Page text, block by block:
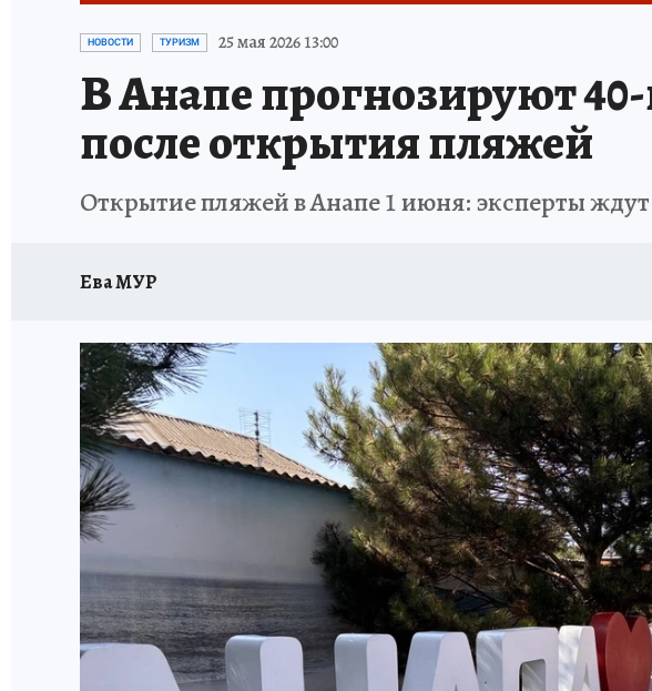
ОТДЫХ В РОССИИ
НОВОСТИ ТУРИЗМ 25 мая 2026 13:00
В Анапе прогнозируют
после открытия пляжей
Открытие пляжей в Анапе 1 июня: эксперты
Ева МУР